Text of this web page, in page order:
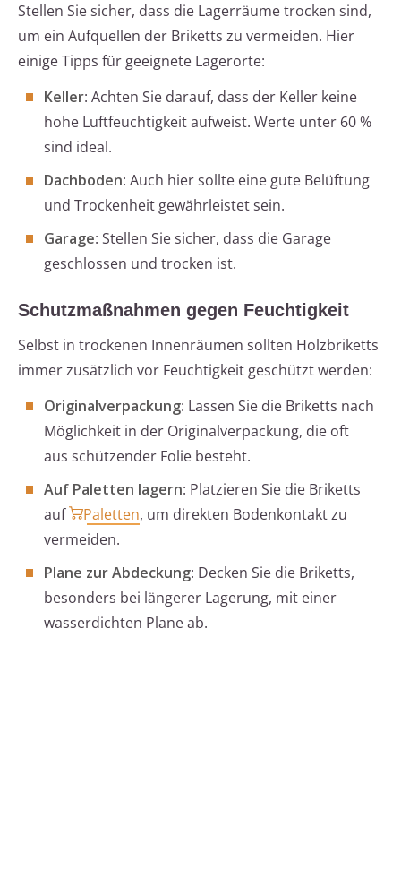
Stellen Sie sicher, dass die Lagerräume trocken sind,
um ein Aufquellen der Briketts zu vermeiden. Hier
einige Tipps für geeignete Lagerorte:
Keller: Achten Sie darauf, dass der Keller keine
hohe Luftfeuchtigkeit aufweist. Werte unter 60 %
sind ideal.
Dachboden: Auch hier sollte eine gute Belüftung
und Trockenheit gewährleistet sein.
Garage: Stellen Sie sicher, dass die Garage
geschlossen und trocken ist.
Schutzmaßnahmen gegen Feuchtigkeit
Selbst in trockenen Innenräumen sollten Holzbriketts
immer zusätzlich vor Feuchtigkeit geschützt werden:
Originalverpackung: Lassen Sie die Briketts nach
Möglichkeit in der Originalverpackung, die oft
aus schützender Folie besteht.
Auf Paletten lagern: Platzieren Sie die Briketts
auf
Paletten, um direkten Bodenkontakt zu
vermeiden.
Plane zur Abdeckung: Decken Sie die Briketts,
besonders bei längerer Lagerung, mit einer
wasserdichten Plane ab.